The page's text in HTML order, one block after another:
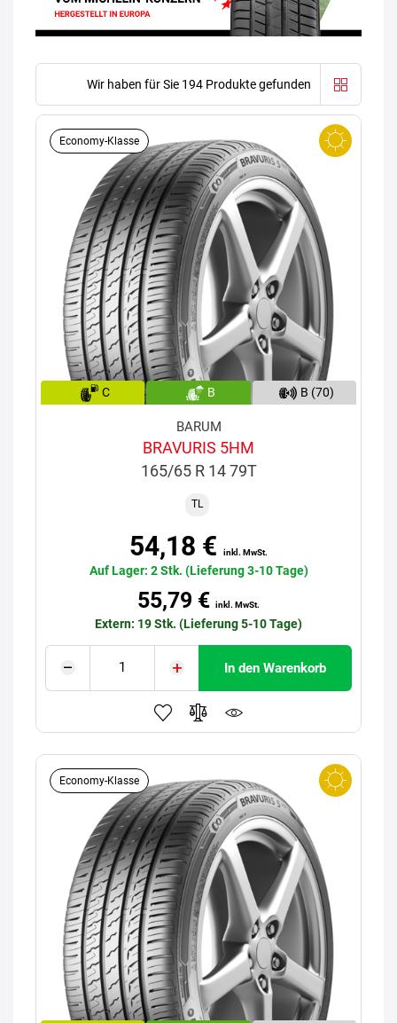
Wir haben für Sie 194 Produkte gefunden
Economy-Klasse
C B B (70)
BARUM
BRAVURIS 5HM
165/65 R 14 79T
TL
54,18 € inkl. MwSt.
Auf Lager: 2 Stk. (Lieferung 3-10 Tage)
55,79 € inkl. MwSt.
Extern: 19 Stk. (Lieferung 5-10 Tage)
In den Warenkorb
Economy-Klasse